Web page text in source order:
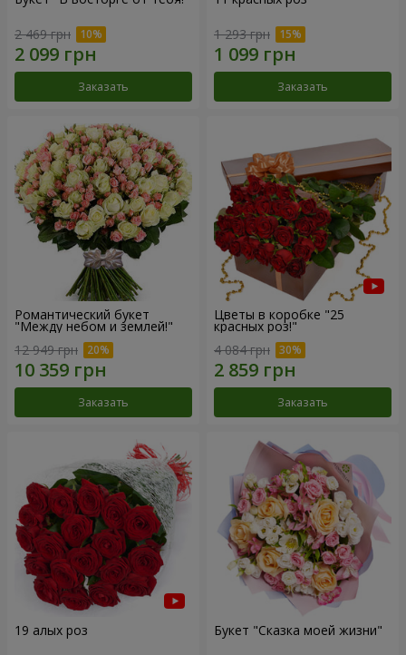
2 469 грн
Заказать
1 293 грн
Заказать
Романтический букет
"Между небом и землей!"
12 949 грн
Заказать
Цветы в коробке "25
красных роз!"
4 084 грн
Заказать
19 алых роз Букет "Сказка моей жизни"